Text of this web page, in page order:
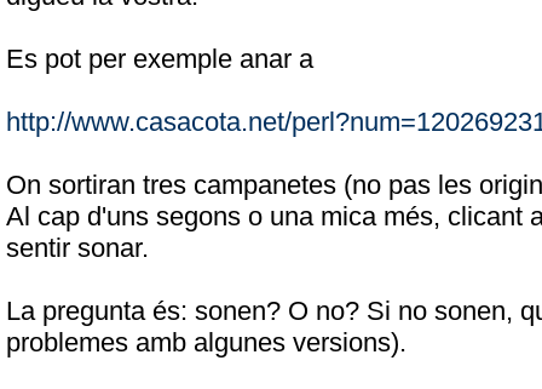
Es pot per exemple anar a
http://www.casacota.net/
On sortiran tres campanetes (no pas les
Al cap d'uns segons o una mica més, clicant
sentir sonar.
La pregunta és: sonen? O no? Si no sonen,
problemes amb algunes versions).